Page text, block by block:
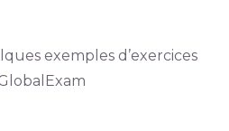
exemples d’exercices